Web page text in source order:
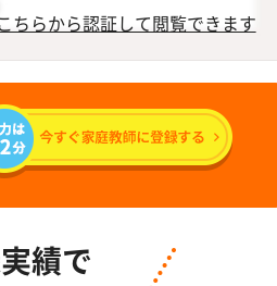
ちらから認証して閲覧できます
績で